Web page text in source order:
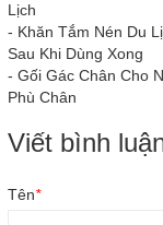
Lịch
- Khăn Tắm Nén Du
Sau Khi Dùng Xong
- Gối Gác Chân Cho
Phù Chân
Viết bình
Tên*